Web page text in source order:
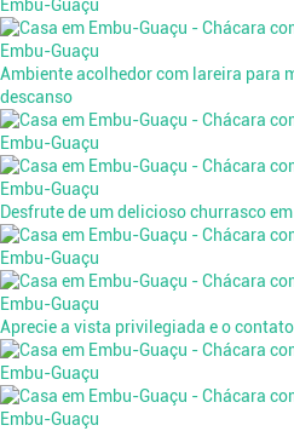
Ambiente acolhedor com lareira para
descanso
Desfrute de um delicioso churrasco
Aprecie a vista privilegiada e o